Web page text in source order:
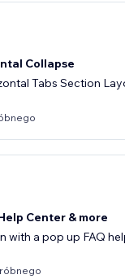
Collapse
Tabs Section
Center & more
with a pop up FAQ